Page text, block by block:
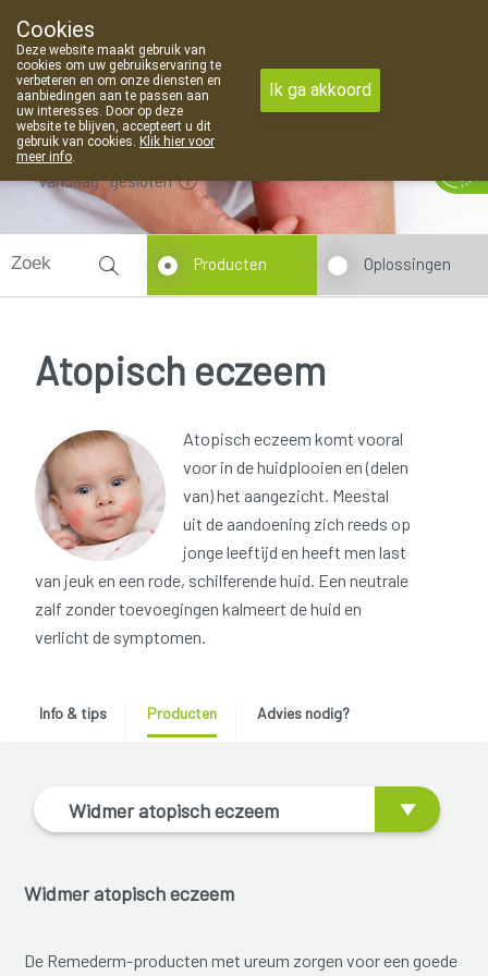
09 373 94 03
Vandaag gesloten
Producten Oplossingen
Atopisch eczeem
Atopisch eczeem komt vooral
voor in de huidplooien en (delen
van) het aangezicht. Meestal
uit de aandoening zich reeds op
jonge leeftijd en heeft men last
van jeuk en een rode, schilferende huid. Een neutrale
zalf zonder toevoegingen kalmeert de huid en
verlicht de symptomen.
Info & tips Producten Advies nodig?
Widmer atopisch eczeem
Widmer atopisch eczeem
De Remederm-producten met ureum zorgen voor een goede
Cookies
Deze website maakt gebruik van
cookies om uw gebruikservaring te
verbeteren en om onze diensten en
aanbiedingen aan te passen aan
uw interesses. Door op deze
website te blijven, accepteert u dit
gebruik van cookies. Klik hier voor
meer info.
Ik ga akkoord